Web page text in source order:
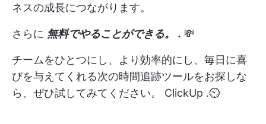
ネスの成長につながります。
さらに 無料でやることができる。 . 💸
チームをひとつにし、より効率的にし、毎日に喜
びを与えてくれる次の時間追跡ツールをお探しな
ら、ぜひ試してみてください。 ClickUp .⏲